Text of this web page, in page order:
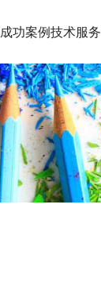
成功案例技术服务